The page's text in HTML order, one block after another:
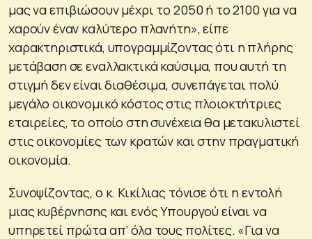
μας να επιβιώσουν μέχρι το 2050 ή το 2100 για να
χαρούν έναν καλύτερο πλανήτη», είπε
χαρακτηριστικά, υπογραμμίζοντας ότι η πλήρης
μετάβαση σε εναλλακτικά καύσιμα, που αυτή τη
στιγμή δεν είναι διαθέσιμα, συνεπάγεται πολύ
μεγάλο οικονομικό κόστος στις πλοιοκτήτριες
εταιρείες, το οποίο στη συνέχεια θα μετακυλιστεί
στις οικονομίες των κρατών και στην πραγματική
οικονομία.
Συνοψίζοντας, ο κ. Κικίλιας τόνισε ότι η εντολή
μιας κυβέρνησης και ενός Υπουργού είναι να
υπηρετεί πρώτα απ’ όλα τους πολίτες. «Για να